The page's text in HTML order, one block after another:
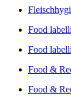
Food
Food
Food &
Food &